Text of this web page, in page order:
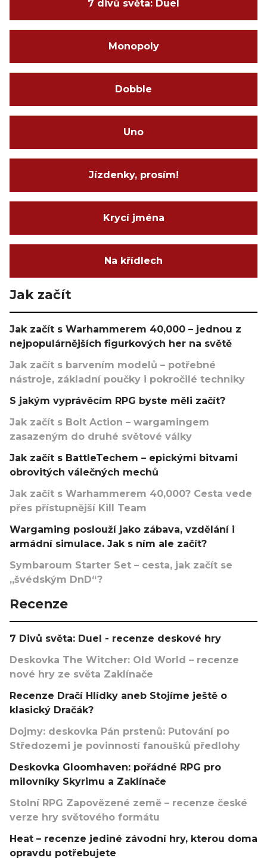
7 divů světa: Duel
Monopoly
Dobble
Uno
Jízdenky, prosím!
Krycí jména
Na křídlech
Jak začít
Jak začít s Warhammerem 40,000 – jednou z
nejpopulárnějších figurkových her na světě
Jak začít s barvením modelů – potřebné
nástroje, základní poučky i pokročilé techniky
S jakým vyprávěcím RPG byste měli začít?
Jak začít s Bolt Action – wargamingem
zasazeným do druhé světové války
Jak začít s BattleTechem – epickými bitvami
obrovitých válečných mechů
Jak začít s Warhammerem 40,000? Cesta vede
přes přístupnější Kill Team
Wargaming poslouží jako zábava, vzdělání i
armádní simulace. Jak s ním ale začít?
Symbaroum Starter Set – cesta, jak začít se
„švédským DnD“?
Recenze
7 Divů světa: Duel - recenze deskové hry
Deskovka The Witcher: Old World – recenze
nové hry ze světa Zaklínače
Recenze Dračí Hlídky aneb Stojíme ještě o
klasický Dračák?
Dojmy: deskovka Pán prstenů: Putování po
Středozemi je povinností fanoušků předlohy
Deskovka Gloomhaven: pořádné RPG pro
milovníky Skyrimu a Zaklínače
Stolní RPG Zapovězené země – recenze české
verze hry světového formátu
Heat – recenze jediné závodní hry, kterou doma
opravdu potřebujete